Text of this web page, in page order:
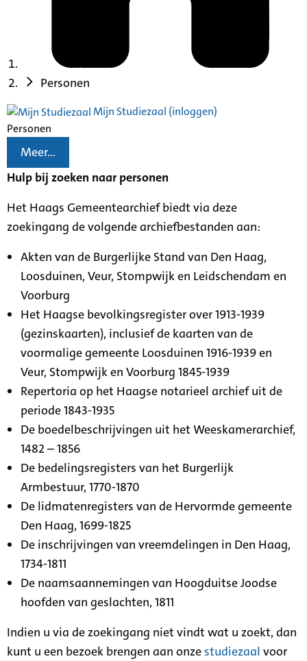
Personen
Mijn Studiezaal (inloggen)
Personen
Meer...
Hulp bij zoeken naar personen
Het Haags Gemeentearchief biedt via deze
zoekingang de volgende archiefbestanden aan:
Akten van de Burgerlijke Stand van Den Haag,
Loosduinen, Veur, Stompwijk en Leidschendam en
Voorburg
Het Haagse bevolkingsregister over 1913-1939
(gezinskaarten), inclusief de kaarten van de
voormalige gemeente Loosduinen 1916-1939 en
Veur, Stompwijk en Voorburg 1845-1939
Repertoria op het Haagse notarieel archief uit de
periode 1843-1935
De boedelbeschrijvingen uit het Weeskamerarchief,
1482 – 1856
De bedelingsregisters van het Burgerlijk
Armbestuur, 1770-1870
De lidmatenregisters van de Hervormde gemeente
Den Haag, 1699-1825
De inschrijvingen van vreemdelingen in Den Haag,
1734-1811
De naamsaannemingen van Hoogduitse Joodse
hoofden van geslachten, 1811
Indien u via de zoekingang niet vindt wat u zoekt, dan
kunt u een bezoek brengen aan onze studiezaal voor